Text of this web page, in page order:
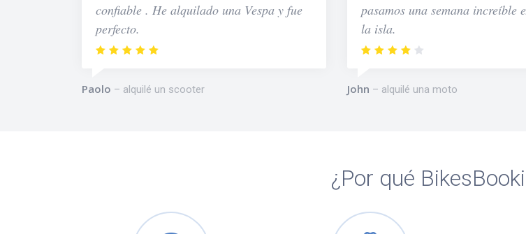
confiable . He alquilado una Vespa y fue
perfecto.
Paolo alquilé un scooter
pasamos una semana increíble
la isla.
John alquilé una moto
¿Por qué